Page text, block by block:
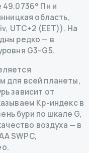
Пн и
область,
UTC+2 (EET)). На
редко — в
G3–G5.
для всей планеты,
зависит от
Kp-индекс в
бури по шкале G,
воздуха — в
SWPC,